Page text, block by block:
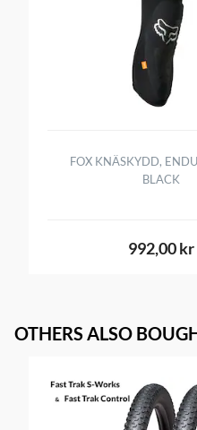
FOX KNÄSKYDD,
BLACK
992,00 kr
OTHERS ALSO